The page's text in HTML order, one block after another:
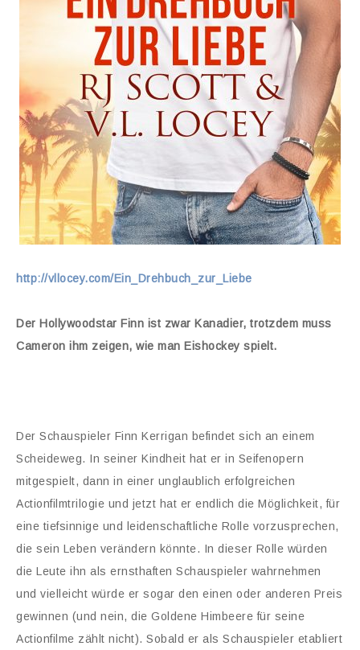
http://vllocey.com/Ein_Drehbuch_zur_Liebe
Der Hollywoodstar Finn ist zwar Kanadier, trotzdem muss
Cameron ihm zeigen, wie man Eishockey spielt.
Der Schauspieler Finn Kerrigan befindet sich an einem
Scheideweg. In seiner Kindheit hat er in Seifenopern
mitgespielt, dann in einer unglaublich erfolgreichen
Actionfilmtrilogie und jetzt hat er endlich die Möglichkeit, für
eine tiefsinnige und leidenschaftliche Rolle vorzusprechen,
die sein Leben verändern könnte. In dieser Rolle würden
die Leute ihn als ernsthaften Schauspieler wahrnehmen
und vielleicht würde er sogar den einen oder anderen Preis
gewinnen (und nein, die Goldene Himbeere für seine
Actionfilme zählt nicht). Sobald er als Schauspieler etabliert